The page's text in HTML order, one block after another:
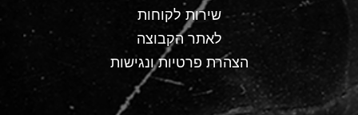
שירות לקוחות
לאתר הקבוצה
הצהרת פרטיות ונגישות